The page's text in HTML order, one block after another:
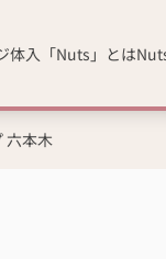
体入「Nuts」とは
六本木